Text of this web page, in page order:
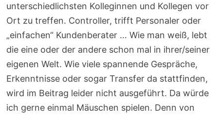
unterschiedlichsten Kolleginnen und Kollegen vor
Ort zu treffen. Controller, trifft Personaler oder
„einfachen“ Kundenberater … Wie man weiß, lebt
die eine oder der andere schon mal in ihrer/seiner
eigenen Welt. Wie viele spannende Gespräche,
Erkenntnisse oder sogar Transfer da stattfinden,
wird im Beitrag leider nicht ausgeführt. Da würde
ich gerne einmal Mäuschen spielen. Denn von